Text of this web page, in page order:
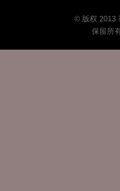
© 版权 2013
保留所